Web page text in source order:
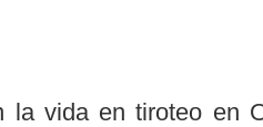
la vida en tiroteo en